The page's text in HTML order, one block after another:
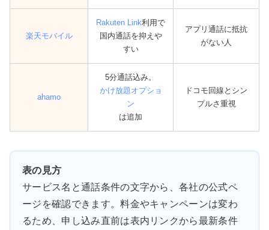
楽天モバイル
Rakuten Link利用で
国内通話を抑えや
すい
アプリ通話に抵抗
がない人
ahamo
5分通話込み。
かけ放題オプショ
ン
は追加
ドコモ回線とシン
プルさ重視
表の見方
サービス名と通話条件の文字から、各社の公式ペ
ージを確認できます。料金やキャンペーンは変わ
るため、申し込み直前は表内リンクから最新条件